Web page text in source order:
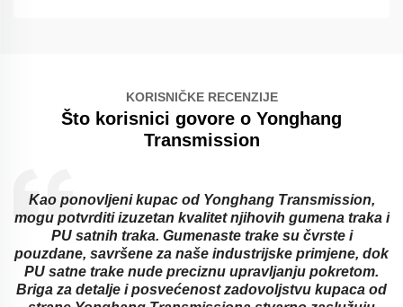
KORISNIČKE RECENZIJE
Što korisnici govore o Yonghang
Transmission
Kao ponovljeni kupac od Yonghang Transmission,
mogu potvrditi izuzetan kvalitet njihovih gumena traka i
PU satnih traka. Gumenaste trake su čvrste i
pouzdane, savršene za naše industrijske primjene, dok
PU satne trake nude preciznu upravljanju pokretom.
Briga za detalje i posvećenost zadovoljstvu kupaca od